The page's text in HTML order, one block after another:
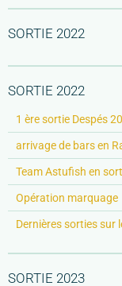
SORTIE 2022
SORTIE 2022
1 ère sortie Despés
arrivage de bars en
Team Astufish en
Opération marquage
Dernières sorties sur
SORTIE 2023